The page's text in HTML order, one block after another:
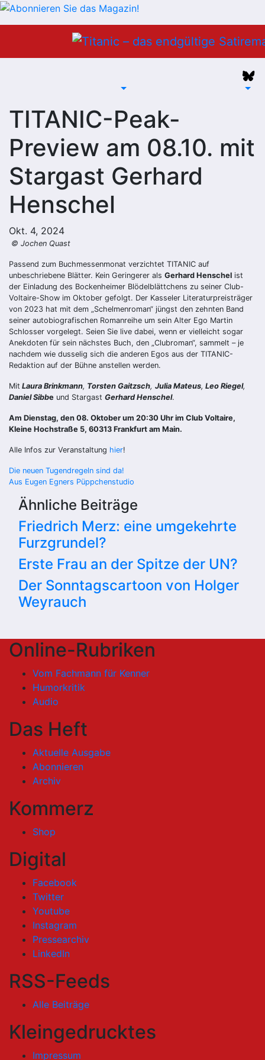
TITANIC-Peak-
Preview am 08.10. mit
Stargast Gerhard
Henschel
Okt. 4, 2024
© Jochen Quast
Passend zum Buchmessenmonat verzichtet TITANIC auf
unbeschriebene Blätter. Kein Geringerer als Gerhard Henschel ist
der Einladung des Bockenheimer Blödelblättchens zu seiner Club-
Voltaire-Show im Oktober gefolgt. Der Kasseler Literaturpreisträger
von 2023 hat mit dem „Schelmenroman“ jüngst den zehnten Band
seiner autobiografischen Romanreihe um sein Alter Ego Martin
Schlosser vorgelegt. Seien Sie live dabei, wenn er vielleicht sogar
Anekdoten für sein nächstes Buch, den „Clubroman“, sammelt – je
nachdem wie dusselig sich die anderen Egos aus der TITANIC-
Redaktion auf der Bühne anstellen werden.
Mit Laura Brinkmann, Torsten Gaitzsch, Julia Mateus, Leo Riegel,
Daniel Sibbe und Stargast Gerhard Henschel.
Am Dienstag, den 08. Oktober um 20:30 Uhr im Club Voltaire,
Kleine Hochstraße 5, 60313 Frankfurt am Main.
Alle Infos zur Veranstaltung hier!
Beitragsnavigation
Die neuen Tugendregeln sind da!
Aus Eugen Egners Püppchenstudio
Ähnliche Beiträge
Friedrich Merz: eine umgekehrte
Furzgrundel?
Erste Frau an der Spitze der UN?
Der Sonntagscartoon von Holger
Weyrauch
Online-Rubriken
Vom Fachmann für Kenner
Humorkritik
Audio
Das Heft
Aktuelle Ausgabe
Abonnieren
Archiv
Kommerz
Shop
Digital
Facebook
Twitter
Youtube
Instagram
Pressearchiv
LinkedIn
RSS-Feeds
Alle Beiträge
Kleingedrucktes
Impressum